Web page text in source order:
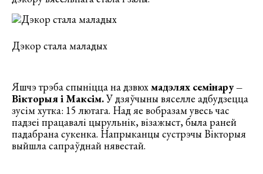
Дэкор стала маладых
Яшчэ трэба спыніцца на дзвюхмадэлях семінару –
Вікторыя і Максім.У дзяўчыны вяселле адбудзецца
зусім хутка: 15 лютага. Над яе вобразам увесь час
падзеі працавалі цырульнік, візажыст, была раней
падабрана сукенка. Напрыканцы сустрэчы Вікторыя
выйшла сапраўднай нявестай.